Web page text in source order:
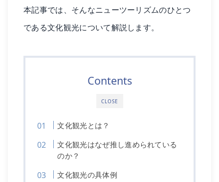
本記事では、そんなニューツーリズムのひとつ
である文化観光について解説します。
CLOSE
Contents
文化観光とは？
文化観光はなぜ推し進められている
のか？
文化観光の具体例